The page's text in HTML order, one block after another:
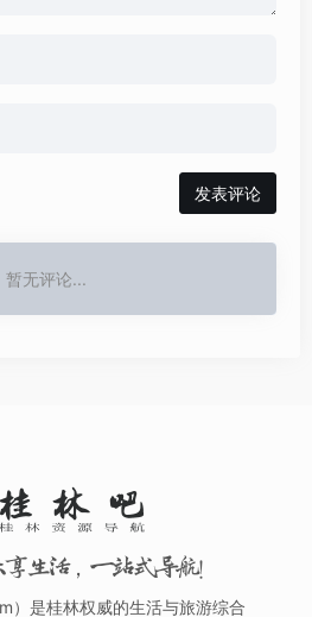
发表评论
暂无评论...
生活，一站式导航！
）是桂林权威的生活与旅游综合